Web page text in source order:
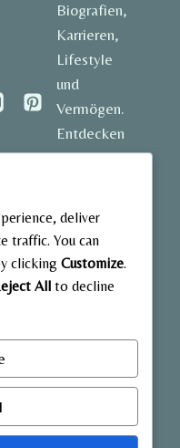
Biografien,
Karrieren,
Lifestyle
und
Vermögen.
Entdecken
Sie
und aktuelle
Einblicke in
das Leben
Deutschlands.
deliver
traffic. You can
clicking Customize.
All to decline